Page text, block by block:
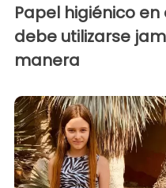
Papel higiénico
debe utilizarse
manera